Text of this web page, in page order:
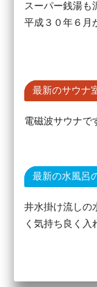
スーパー銭湯も
平成３０年６月
最新のサウナ
電磁波サウナで
最新の水風呂
井水掛け流しの
く気持ち良く入